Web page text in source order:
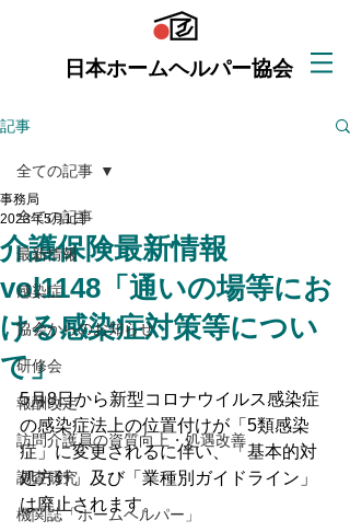
日本ホームヘルパー協会
記事
全ての記事
最新情報
感染症
協会からのお知らせ
研修会
報酬改定
訪問介護員の資質向上・処遇改善
調査研究
機関誌「ホームヘルパー」
全ての記事
介護保険最新情報
vol1148「通いの場等にお
ける感染症対策等につい
て」
事務局
2023年5月1日
5月8日から新型コロナウイルス感染症
の感染症法上の位置付けが「5類感染
症」に変更されるに伴い、「基本的対
処方針」及び「業種別ガイドライン」
は廃止されます。